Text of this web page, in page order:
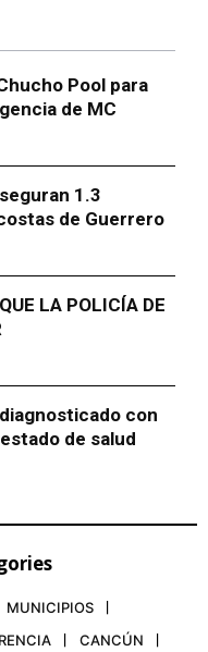
Pool para
de MC
1.3
de Guerrero
LA POLICÍA DE
con
de salud
MUNICIPIOS
CANCÚN